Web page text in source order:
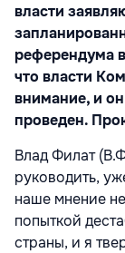
власти
референдума
что власти
внимание, и
проведен.
Влад Филат
руководить,
наше мнение
попыткой
страны, и я